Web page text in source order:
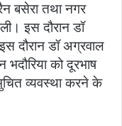
बसेरा तथा नगर
इस दौरान डॉ
दौरान डॉ अग्रवाल
को दूरभाष
व्यवस्था करने के